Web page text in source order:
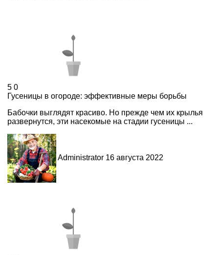
5 0
Гусеницы в огороде: эффективные меры борьбы
Бабочки выглядят красиво. Но прежде чем их крылья
развернутся, эти насекомые на стадии гусеницы ...
Administrator 16 августа 2022